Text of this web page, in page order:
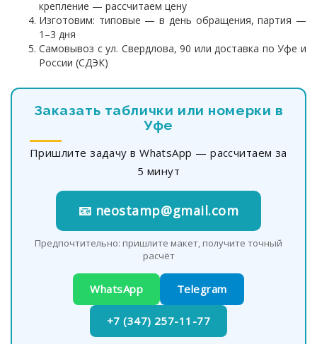
крепление — рассчитаем цену
Изготовим: типовые — в день обращения, партия —
1–3 дня
Самовывоз с ул. Свердлова, 90 или доставка по Уфе и
России (СДЭК)
Заказать таблички или номерки в
Уфе
Пришлите задачу в WhatsApp — рассчитаем за
5 минут
📧 neostamp@gmail.com
Предпочтительно: пришлите макет, получите точный
расчёт
WhatsApp Telegram
+7 (347) 257-11-77